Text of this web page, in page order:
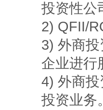
投资性公
2) QFII/
3) 外商
企业进行
4) 外商
投资业务